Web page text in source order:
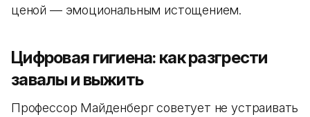
ценой — эмоциональным истощением.
Цифровая гигиена: как разгрести
завалы и выжить
Профессор Майденберг советует не устраивать